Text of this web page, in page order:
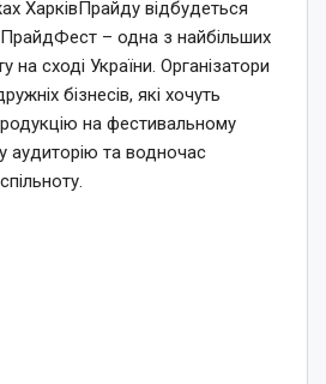
ХарківПрайду відбудеться
ПрайдФест – одна з найбільших
на сході України. Організатори
бізнесів, які хочуть
на фестивальному
аудиторію та водночас